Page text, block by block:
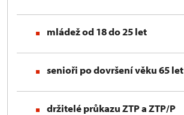
mládež od 18 do 25 let
senioři po dovršení věku 65 let
držitelé průkazu ZTPa ZTP/P